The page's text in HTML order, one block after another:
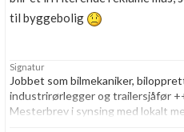
til byggebolig
Signatur
Jobbet som bilmekaniker,
industrirørlegger og trailersjåfør
Mesterbrev i synsing med lokalt